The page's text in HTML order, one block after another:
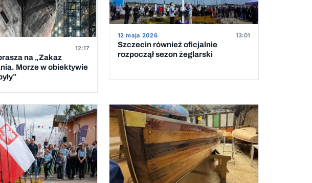
12:17
na „Zakaz
Morze w obiektywie
12 maja 2026 13:01
Szczecin również oficjalnie
rozpoczął sezon żeglarski